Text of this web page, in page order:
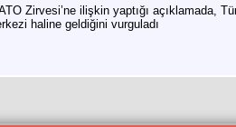
Zirvesi’ne ilişkin yaptığı açıklamada,
haline geldiğini vurguladı